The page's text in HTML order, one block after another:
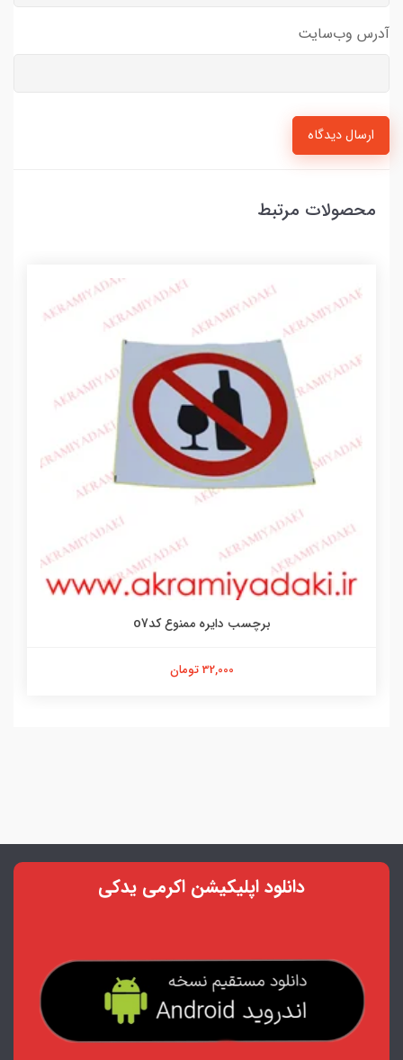
آدرس وب‌سایت
ارسال دیدگاه
محصولات مرتبط
برچسب دایره ممنوع کدo7
32,000 تومان
دانلود اپلیکیشن اکرمی یدکی